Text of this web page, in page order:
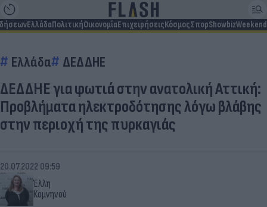
ΕλλάδαΠολιτικήΟικονομίαΕπιχειρήσειςΚόσμοςΣπορShowbizWeekend
Ελλάδα ΔΕΔΔΗΕ
ΔΕΔΔΗΕ για φωτιά στην ανατολική Αττική:
Προβλήματα ηλεκτροδότησης λόγω βλάβης
στην περιοχή της πυρκαγιάς
Έλλη
Κομνηνού
20.07.2022 09:59